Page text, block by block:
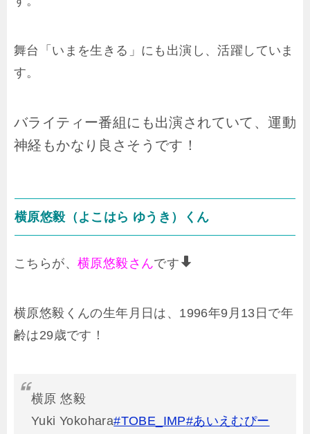
舞台「いまを生きる」にも出演し、活躍していま
す。
バライティー番組にも出演されていて、運動
神経もかなり良さそうです！
横原悠毅（よこはら ゆうき）くん
こちらが、 横原悠毅さんです
横原悠毅くんの生年月日は、1996年9月13日で年
齢は29歳です！
横原 悠毅
Yuki Yokohara#TOBE_IMP#あいえむぴー